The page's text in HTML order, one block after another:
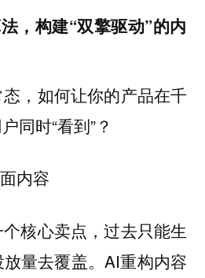
，构建“双擎驱动”的内
，如何让你的产品在千
同时“看到”？
内容
核心卖点，过去只能生
量去覆盖。AI重构内容